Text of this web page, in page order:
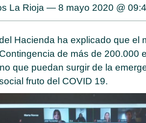
La Rioja — 8 mayo 2020 @
Hacienda ha explicado que el
de más de 200.000
que puedan surgir de la
fruto del COVID 19.